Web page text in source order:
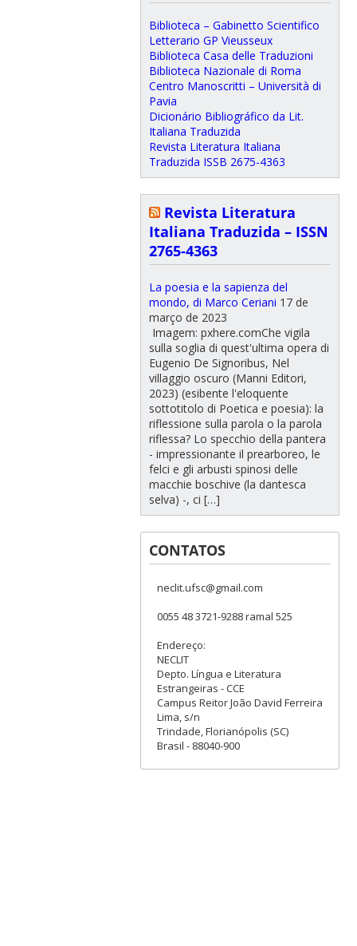
Biblioteca – Gabinetto Scientifico
Letterario GP Vieusseux
Biblioteca Casa delle Traduzioni
Biblioteca Nazionale di Roma
Centro Manoscritti – Università di
Pavia
Dicionário Bibliográfico da Lit.
Italiana Traduzida
Revista Literatura Italiana
Traduzida ISSB 2675-4363
Revista Literatura
Italiana Traduzida – ISSN
2765-4363
La poesia e la sapienza del
mondo, di Marco Ceriani 17 de
março de 2023
Imagem: pxhere.comChe vigila
sulla soglia di quest'ultima opera di
Eugenio De Signoribus, Nel
villaggio oscuro (Manni Editori,
2023) (esibente l'eloquente
sottotitolo di Poetica e poesia): la
riflessione sulla parola o la parola
riflessa? Lo specchio della pantera
- impressionante il prearboreo, le
felci e gli arbusti spinosi delle
macchie boschive (la dantesca
selva) -, ci […]
CONTATOS
neclit.ufsc@gmail.com
0055 48 3721-9288 ramal 525
Endereço:
NECLIT
Depto. Língua e Literatura
Estrangeiras - CCE
Campus Reitor João David Ferreira
Lima, s/n
Trindade, Florianópolis (SC)
Brasil - 88040-900